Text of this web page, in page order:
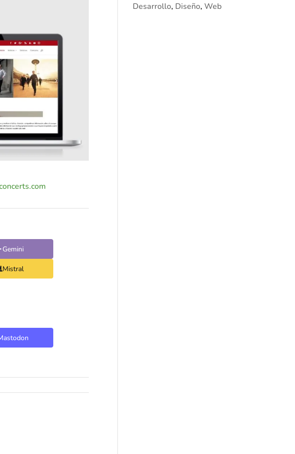
Gemini
Mistral
Desarrollo, Diseño,Web